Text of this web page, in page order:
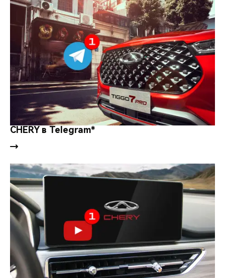
CHERY в Telegram*